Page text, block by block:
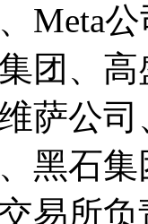
Meta
团、
萨公
黑石
易所